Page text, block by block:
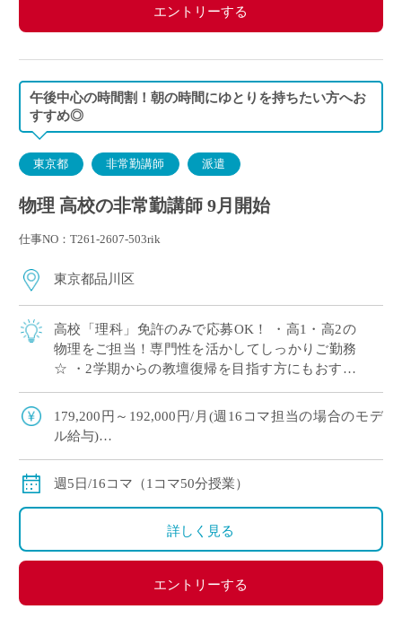
エントリーする
午後中心の時間割！朝の時間にゆとりを持ちたい方へお
すすめ◎
東京都 非常勤講師 派遣
物理 高校の非常勤講師 9月開始
仕事NO：T261-2607-503rik
東京都品川区
高校「理科」免許のみで応募OK！ ・高1・高2の
物理をご担当！専門性を活かしてしっかりご勤務
☆ ・2学期からの教壇復帰を目指す方にもおすす
も便利です♪
179,200円～192,000円/月(週16コマ担当の場合のモデ
ル給与)
◇交通費別途支給
週5日/16コマ（1コマ50分授業）
詳しく見る
エントリーする